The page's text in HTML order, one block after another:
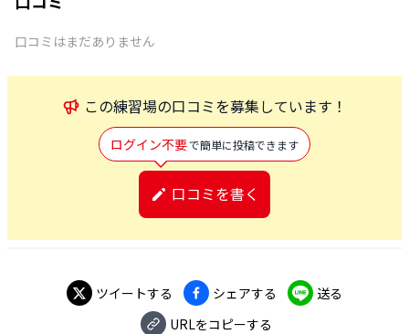
口コミはまだありません
この練習場の口コミを募集しています！
ログイン不要で簡単に投稿できます
口コミを書く
ツイートする シェアする
送る
URLをコピーする